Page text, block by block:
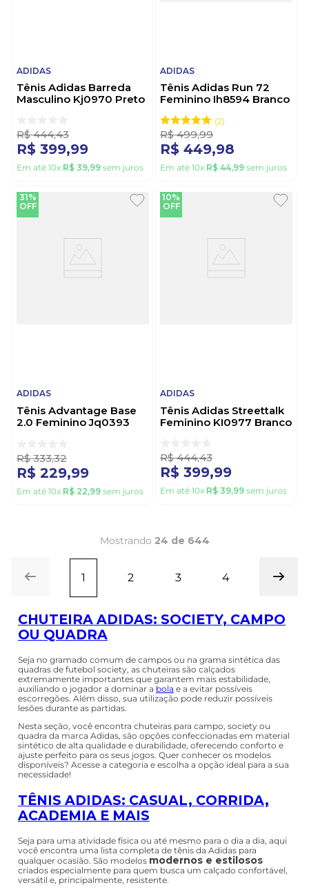
ADIDAS
Tênis Adidas Barreda
Masculino Kj0970 Preto
R$ 444,43
R$ 399,99
Em até 10x R$ 39,99 sem juros
ADIDAS
Tênis Adidas Run 72
Feminino Ih8594 Branco
2
R$ 499,99
R$ 449,98
Em até 10x R$ 44,99 sem juros
31%
OFF
ADIDAS
Tênis Advantage Base
2.0 Feminino Jq0393
R$ 333,32
R$ 229,99
Em até 10x R$ 22,99 sem juros
10%
OFF
ADIDAS
Tênis Adidas Streettalk
Feminino KI0977 Branco
R$ 444,43
R$ 399,99
Em até 10x R$ 39,99 sem juros
Mostrando 24 de 644
1 2 3 4
CHUTEIRA ADIDAS: SOCIETY, CAMPO
OU QUADRA
Seja no gramado comum de campos ou na grama sintética das
quadras de futebol society, as chuteiras são calçados
extremamente importantes que garantem mais estabilidade,
auxiliando o jogador a dominar a bola e a evitar possíveis
escorregões. Além disso, sua utilização pode reduzir possíveis
lesões durante as partidas.
Nesta seção, você encontra chuteiras para campo, society ou
quadra da marca Adidas, são opções confeccionadas em material
sintético de alta qualidade e durabilidade, oferecendo conforto e
ajuste perfeito para os seus jogos. Quer conhecer os modelos
disponíveis? Acesse a categoria e escolha a opção ideal para a sua
necessidade!
TÊNIS ADIDAS: CASUAL, CORRIDA,
ACADEMIA E MAIS
Seja para uma atividade física ou até mesmo para o dia a dia, aqui
você encontra uma lista completa de tênis da Adidas para
qualquer ocasião. São modelos modernos e estilosos
criados especialmente para quem busca um calçado confortável,
versátil e, principalmente, resistente.